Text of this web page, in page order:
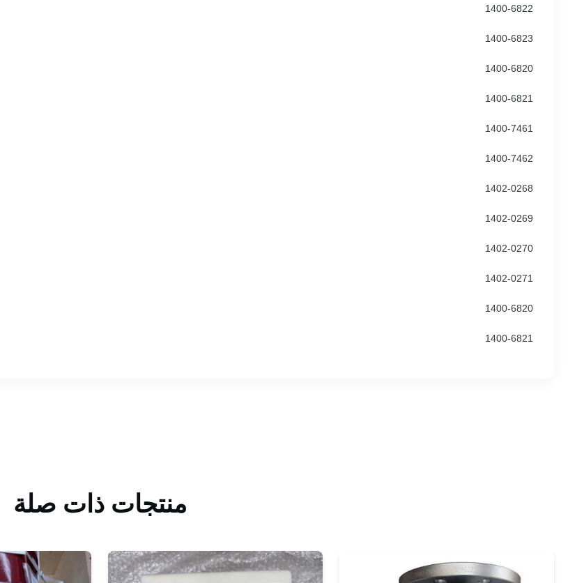
1400-6822
1400-6823
1400-6820
1400-6821
1400-7461
1400-7462
1402-0268
1402-0269
1402-0270
1402-0271
1400-6820
1400-6821
منتجات ذات صلة